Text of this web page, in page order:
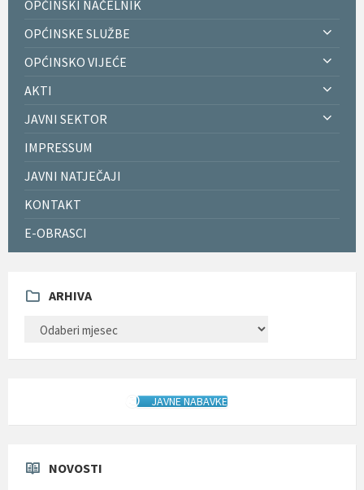
OPĆINSKI NAČELNIK
OPĆINSKE SLUŽBE
OPĆINSKO VIJEĆE
AKTI
JAVNI SEKTOR
IMPRESSUM
JAVNI NATJEČAJI
KONTAKT
E-OBRASCI
ARHIVA
JAVNE NABAVKE
NOVOSTI